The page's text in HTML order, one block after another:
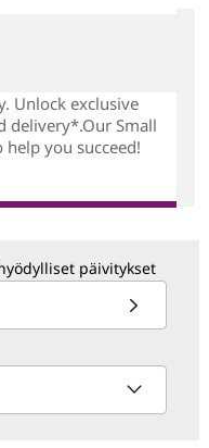
Unlock exclusive
delivery*.Our Small
help you succeed!
päivitykset